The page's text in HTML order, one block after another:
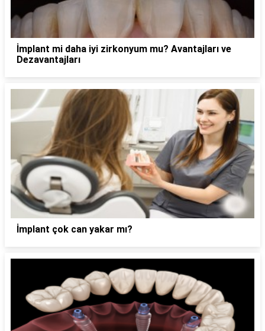
İmplant mi daha iyi zirkonyum mu? Avantajları ve
Dezavantajları
İmplant çok can yakar mı?